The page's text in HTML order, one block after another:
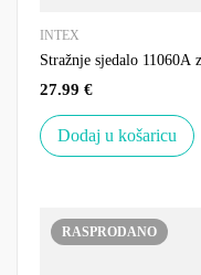
INTEX
Stražnje sjedalo 11060A
27.99 €
Dodaj u košaricu
RASPRODANO